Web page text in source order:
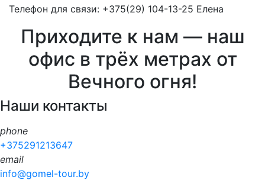
Телефон для связи: +375(29) 104-13-25 Елена
Приходите к нам — наш
офис в трёх метрах от
Вечного огня!
Наши контакты
phone
+375291213647
email
info@gomel-tour.by